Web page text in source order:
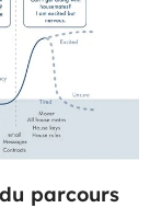
parcours